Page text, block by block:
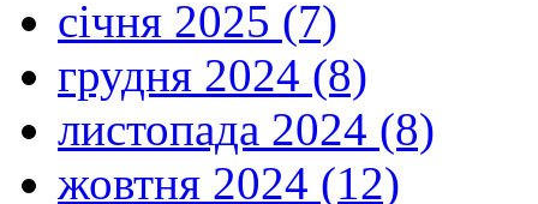
січня 2025 (7)
грудня 2024 (8)
листопада 2024 (8)
жовтня 2024 (12)